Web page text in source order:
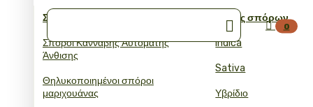
Συλλογές
Σπόροι Κάνναβης Αυτόματης
Άνθισης
Θηλυκοποιημένοι σπόροι
μαριχουάνας
Τύπος σπόρων
Indica
Sativa
Υβρίδιο
  0